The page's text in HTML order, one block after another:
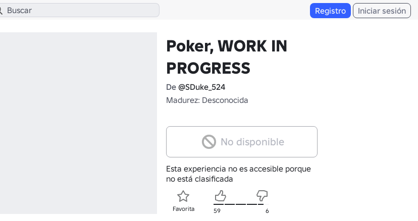
Registro Iniciar sesión
Poker, WORK IN
PROGRESS
De @SDuke_524
Madurez: Desconocida
No disponible
Esta experiencia no es accesible porque
no está clasificada
Favorita 59 6